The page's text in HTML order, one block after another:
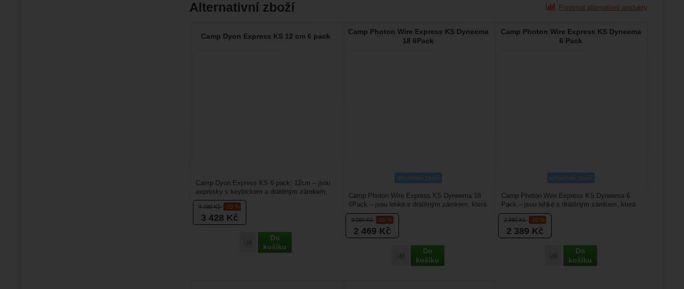
Alternativní zboží Porovnat alternativní produkty
Camp Dyon Express KS 12 cm 6 pack
4 290Kč -20 %
3 428 Kč
Porovnat
Do
košíku
Camp Dyon Express KS 6 pack; 12cm – jsou
expresky s keylockem a drátěným zámkem,
která mají výhodu v...
Camp Photon Wire Express KS Dyneema
18 6Pack
ultralehké zboží
3 090Kč -20 %
2 469 Kč
Porovnat
Do
košíku
Camp Photon Wire Express KS Dyneema 18
6Pack – jsou lehké s drátěným zámkem, která
mají výhodu v tom,...
Camp Photon Wire Express KS Dyneema
6 Pack
ultralehké zboží
2 990Kč -20 %
2 389 Kč
Porovnat
Do
košíku
Camp Photon Wire Express KS Dyneema 6
Pack – jsou lehké s drátěným zámkem, která
mají výhodu v tom, že...